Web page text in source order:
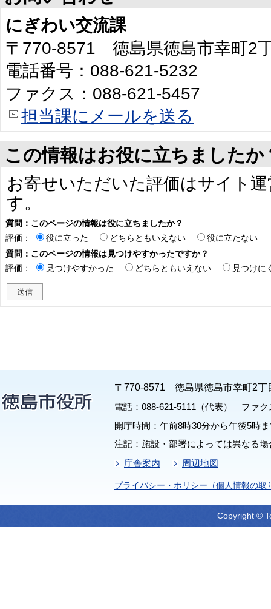
にぎわい交流課
〒770-8571 徳島県徳島市幸町2
電話番号：088-621-5232
ファクス：088-621-5457
担当課にメールを送る
この情報はお役に立ちましたか
お寄せいただいた評価はサイト
す。
質問：このページの情報は役に立ちましたか？
評価：
役に立った どちらともいえない
役に立たない
質問：このページの情報は見つけやすかったですか？
評価：
見つけやすかった どちらともいえない 見つけに
〒770-8571 徳島県徳島市幸町2丁
電話：088-621-5111（代表） ファク
開庁時間：午前8時30分から午後5時
注記：施設・部署によっては異なる
庁舎案内
周辺地図
プライバシー・ポリシー（個人情報の取
Copyright ©